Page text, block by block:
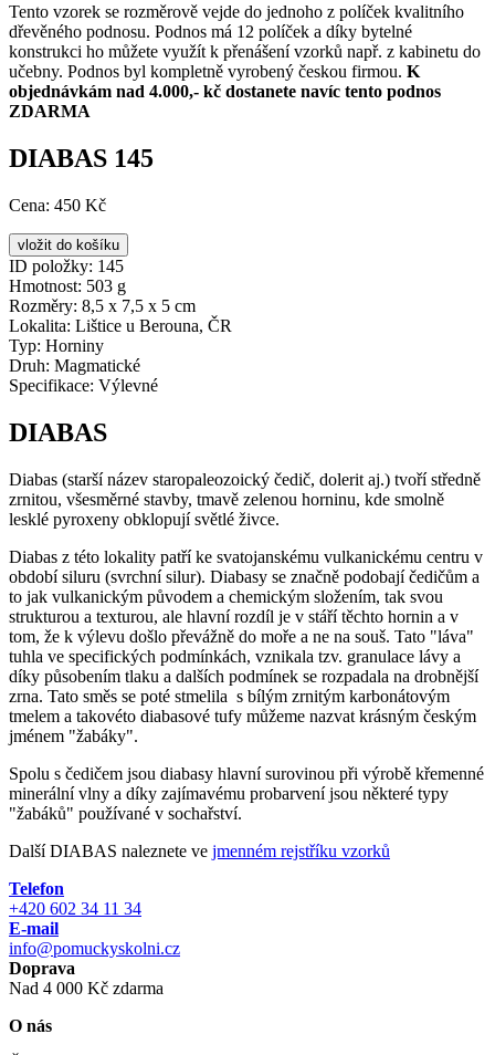
Tento vzorek se rozměrově vejde do jednoho z políček kvalitního
dřevěného podnosu. Podnos má 12 políček a díky bytelné
konstrukci ho můžete využít k přenášení vzorků např. z kabinetu do
učebny. Podnos byl kompletně vyrobený českou firmou. K
objednávkám nad 4.000,- kč dostanete navíc tento podnos
ZDARMA
DIABAS 145
Cena: 450 Kč
ID položky: 145
Hmotnost: 503 g
Rozměry: 8,5 x 7,5 x 5 cm
Lokalita: Lištice u Berouna, ČR
Typ: Horniny
Druh: Magmatické
Specifikace: Výlevné
DIABAS
Diabas (starší název staropaleozoický čedič, dolerit aj.) tvoří středně
zrnitou, všesměrné stavby, tmavě zelenou horninu, kde smolně
lesklé pyroxeny obklopují světlé živce.
Diabas z této lokality patří ke svatojanskému vulkanickému centru v
období siluru (svrchní silur). Diabasy se značně podobají čedičům a
to jak vulkanickým původem a chemickým složením, tak svou
strukturou a texturou, ale hlavní rozdíl je v stáří těchto hornin a v
tom, že k výlevu došlo převážně do moře a ne na souš. Tato "láva"
tuhla ve specifických podmínkách, vznikala tzv. granulace lávy a
díky působením tlaku a dalších podmínek se rozpadala na drobnější
zrna. Tato směs se poté stmelila s bílým zrnitým karbonátovým
tmelem a takovéto diabasové tufy můžeme nazvat krásným českým
jménem "žabáky".
Spolu s čedičem jsou diabasy hlavní surovinou při výrobě křemenné
minerální vlny a díky zajímavému probarvení jsou některé typy
"žabáků" používané v sochařství.
Další DIABAS naleznete ve jmenném rejstříku vzorků
Telefon
+420 602 34 11 34
E-mail
info@pomuckyskolni.cz
Doprava
Nad 4 000 Kč zdarma
O nás